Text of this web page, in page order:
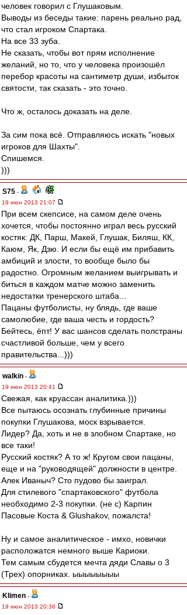
человек говорил с Глушаковым.
Выводы из беседы такие: парень реально рад,
что стал игроком Спартака.
На все 33 зуба.
Не сказать, чтобы вот прям исполнение
желаний, но то, что у человека произошёл
перебор красоты на сантиметр души, избыток
святости, так сказать - это точно.
Что ж, осталось доказать на деле.
За сим пока всё. Отправляюсь искать "новых
игроков для Шахты".
Спишемся.
)))
S75 -
19 июн 2013 21:07
При всем скепсисе, на самом деле очень
хочется, чтобы постоянно играл весь русский
костяк: ДК, Парш, Макей, Глушак, Биляш, КК,
Каюм, Як, Дзю. И если бы ещё им прибавить
амбиций и злости, то вообще было бы
радостно. Огромным желанием выигрывать и
биться в каждом матче можно заменить
недостатки тренерского штаба...
Пацаны футболисты, ну блядь, где ваше
самолюбие, где ваша честь и гордость?
Бейтесь, ёпт! У вас шансов сделать полстраны
счастливой больше, чем у всего
правительства...)))
walkin -
19 июн 2013 20:41
Свежая, как круассан аналитика.)))
Все пытаюсь осознать глубинные причины
покупки Глушакова, моск взрывается.
Лидер? Да, хоть и не в злобном Спартаке, но
все таки!
Русский костяк? А то ж! Кругом свои пацаны,
еще и на "руководящей" должности в центре.
Алек Иваныч? Сто пудово бы заиграл.
Для стилевого "спартаковского" футбола
необходимо 2-3 покупки. (не с) Карпин
Пасовые Коста & Glushakov, пожалста!
Ну и самое аналитическое - имхо, новички
расположатся немного выше Кариоки.
Тем самым сбудется мечта дяди Славы о 3
(Трех) опорниках. ыыыыыыыы
Klimen -
19 июн 2013 20:36